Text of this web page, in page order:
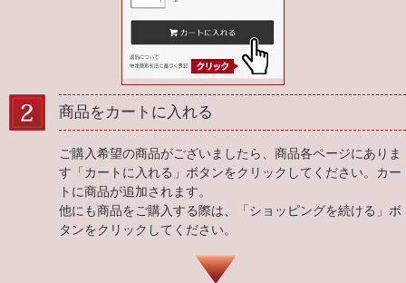
商品をカートに入れる
ご購入希望の商品がございましたら、商品各ページにありま
す「カートに入れる」ボタンをクリックしてください。カー
トに商品が追加されます。
他にも商品をご購入する際は、「ショッピングを続ける」ボ
タンをクリックしてください。